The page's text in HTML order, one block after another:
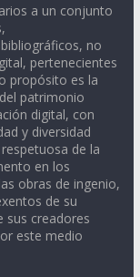
a un conjunto
no
pertenecientes
propósito es la
patrimonio
digital, con
y diversidad
de la
en los
obras de ingenio,
de su
sus creadores
este medio